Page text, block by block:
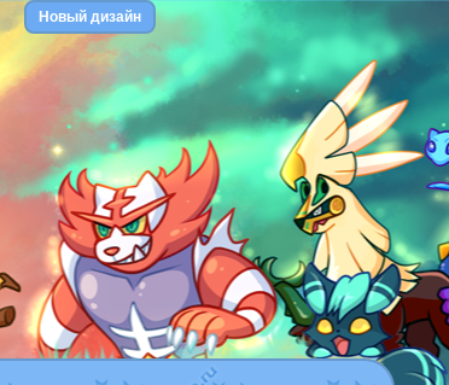
Новый дизайн